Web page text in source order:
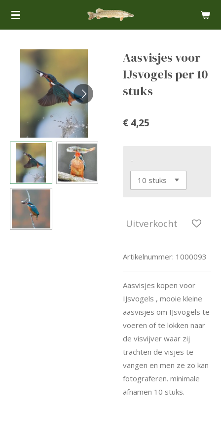
Ga
hoofdinhoud
Aasvisjes voor
IJsvogels per 10
stuks
€ 4,25
-
Uitverkocht
Artikelnummer: 1000093
Aasvisjes kopen voor
IJsvogels , mooie kleine
aasvisjes om IJsvogels te
voeren of te lokken naar
de visvijver waar zij
trachten de visjes te
vangen en men ze zo kan
fotograferen. minimale
afnamen 10 stuks.